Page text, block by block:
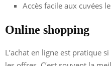
Accès facile aux cuvées
Online shopping
L’achat en ligne est pratique